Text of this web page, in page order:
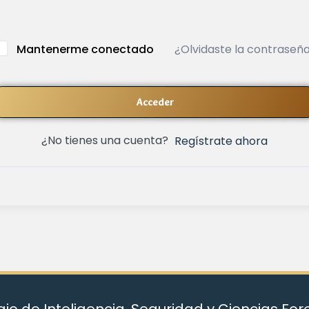
Mantenerme conectado ¿Olvidaste la
Acceder
¿No tienes una cuenta? Regístrate ahora